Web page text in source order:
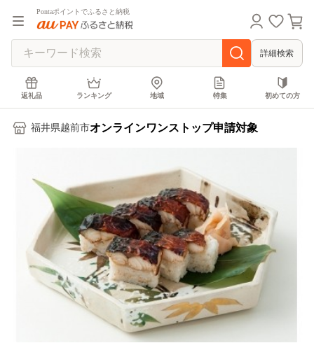
Pontaポイントでふるさと納税
詳細検索
返礼品 ランキング 地域 特集 初めての方
福井県越前市オンラインワンストップ申請対象